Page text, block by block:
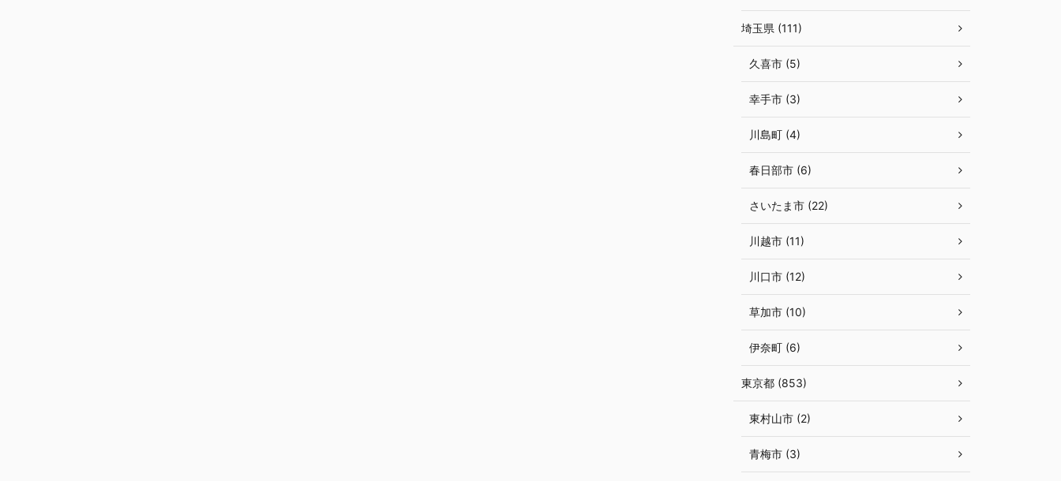
埼玉県 (111)
久喜市 (5)
幸手市 (3)
川島町 (4)
春日部市 (6)
さいたま市 (22)
川越市 (11)
川口市 (12)
草加市 (10)
伊奈町 (6)
東京都 (853)
東村山市 (2)
青梅市 (3)